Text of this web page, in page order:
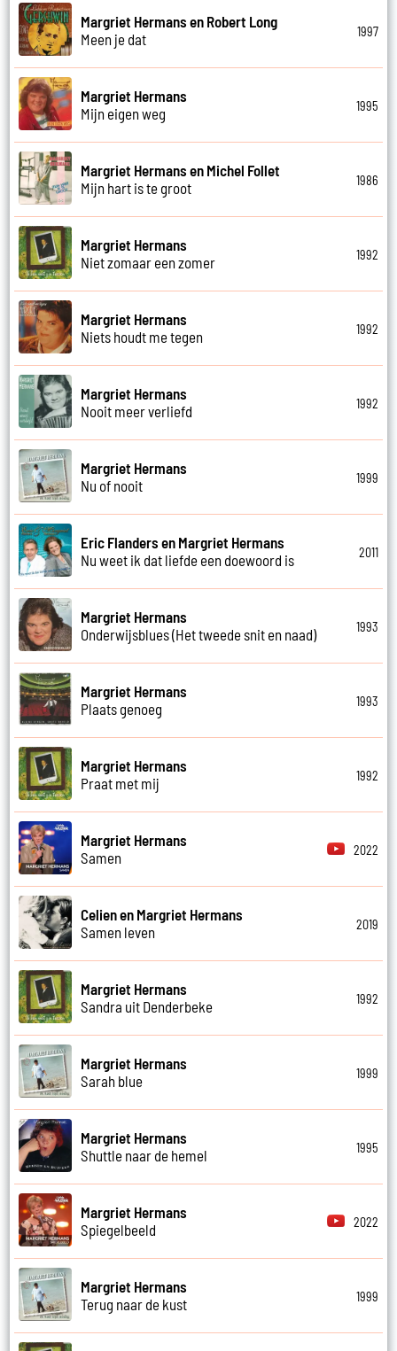
Margriet Hermans en Robert Long
Meen je dat
1997
Margriet Hermans
Mijn eigen weg
1995
Margriet Hermans en Michel Follet
Mijn hart is te groot
1986
Margriet Hermans
Niet zomaar een zomer
1992
Margriet Hermans
Niets houdt me tegen
1992
Margriet Hermans
Nooit meer verliefd
1992
Margriet Hermans
Nu of nooit
1999
Eric Flanders en Margriet Hermans
Nu weet ik dat liefde een doewoord is
2011
Margriet Hermans
Onderwijsblues (Het tweede snit en naad)
1993
Margriet Hermans
Plaats genoeg
1993
Margriet Hermans
Praat met mij
1992
Margriet Hermans
Samen
2022
Celien en Margriet Hermans
Samen leven
2019
Margriet Hermans
Sandra uit Denderbeke
1992
Margriet Hermans
Sarah blue
1999
Margriet Hermans
Shuttle naar de hemel
1995
Margriet Hermans
Spiegelbeeld
2022
Margriet Hermans
Terug naar de kust
1999